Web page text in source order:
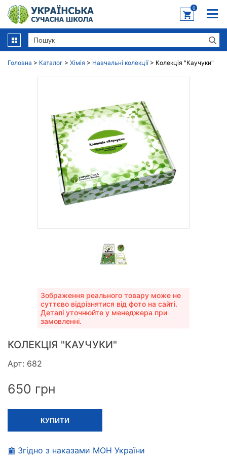
0
Головна > Каталог > Хімія > Навчальні колекції> Колекція "Каучуки"
Зображення реального товару може не
суттєво відрізнятися від фото на сайті.
Деталі уточнюйте у менеджера при
замовленні.
КОЛЕКЦІЯ "КАУЧУКИ"
Арт: 682
650 грн
КУПИТИ
Згідно з наказами МОН України